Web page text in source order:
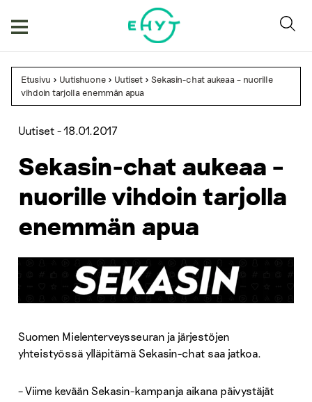
Etusivu > Uutishuone > Uutiset > Sekasin-chat aukeaa – nuorille
vihdoin tarjolla enemmän apua
Uutiset -18.01.2017
Sekasin-chat aukeaa –
nuorille vihdoin tarjolla
enemmän apua
Suomen Mielenterveysseuran ja järjestöjen
yhteistyössä ylläpitämä Sekasin-chat saa jatkoa.
– Viime kevään Sekasin-kampanja aikana päivystäjät